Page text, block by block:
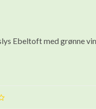
Ebeltoft med grønne